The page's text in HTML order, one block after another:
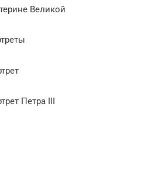
Великой
Петра III